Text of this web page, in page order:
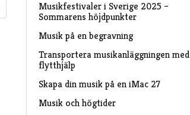
Musikfestivaler i Sverige 2025 –
Sommarens höjdpunkter
Musik på en begravning
Transportera musikanläggningen med
flytthjälp
Skapa din musik på en iMac 27
Musik och högtider